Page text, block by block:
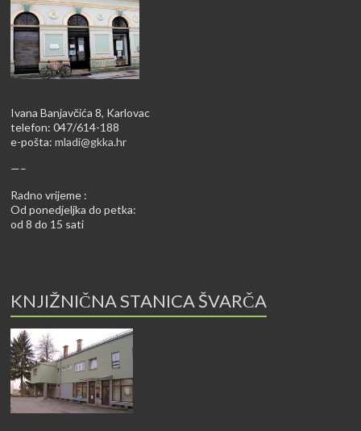
Ivana Banjavčića 8, Karlovac
telefon: 047/614-188
e-pošta:mladi@gkka.hr
—–
Radno vrijeme :
Od ponedjeljka do petka:
od 8 do 15 sati
KNJIŽNIČNA STANICA ŠVARČA